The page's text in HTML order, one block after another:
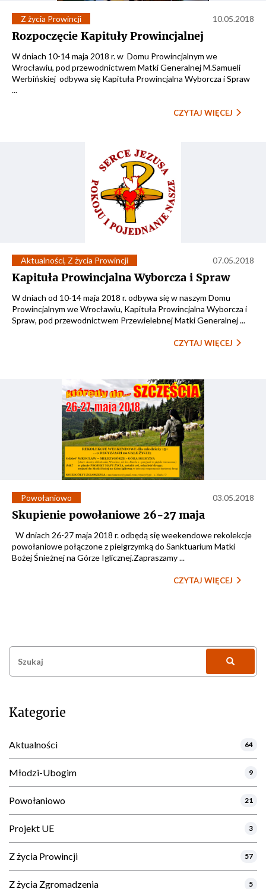
Z życia Prowincji 10.05.2018
Rozpoczęcie Kapituły Prowincjalnej
W dniach 10-14 maja 2018 r. w Domu Prowincjalnym we
Wrocławiu, pod przewodnictwem Matki Generalnej M.Samueli
Werbińskiej odbywa się Kapituła Prowincjalna Wyborcza i Spraw
...
CZYTAJ WIĘCEJ
Aktualności, Z życia Prowincji 07.05.2018
Kapituła Prowincjalna Wyborcza i Spraw
W dniach od 10-14 maja 2018 r. odbywa się w naszym Domu
Prowincjalnym we Wrocławiu, Kapituła Prowincjalna Wyborcza i
Spraw, pod przewodnictwem Przewielebnej Matki Generalnej ...
CZYTAJ WIĘCEJ
Powołaniowo 03.05.2018
Skupienie powołaniowe 26-27 maja
W dniach 26-27 maja 2018 r. odbędą się weekendowe rekolekcje
powołaniowe połączone z pielgrzymką do Sanktuarium Matki
Bożej Śnieżnej na Górze Iglicznej.Zapraszamy ...
CZYTAJ WIĘCEJ
Kategorie
Aktualności 64
Młodzi-Ubogim 9
Powołaniowo 21
Projekt UE 3
Z życia Prowincji 57
Z życia Zgromadzenia 5